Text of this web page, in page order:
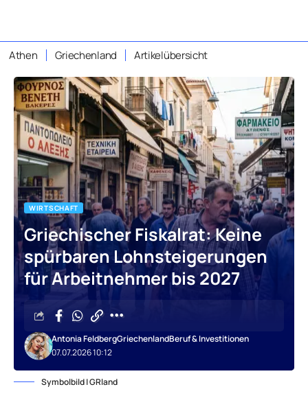
Athen Griechenland Artikelübersicht
WIRTSCHAFT
Griechischer Fiskalrat: Keine
spürbaren Lohnsteigerungen
für Arbeitnehmer bis 2027
07.07.2026 10:12
Antonia FeldbergGriechenlandBeruf & Investitionen
Symbolbild | GRland